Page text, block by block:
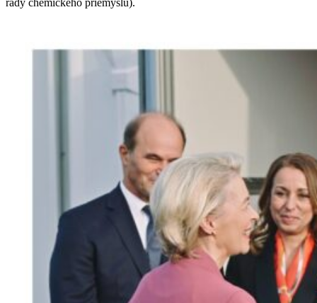
rady chemického priemyslu).